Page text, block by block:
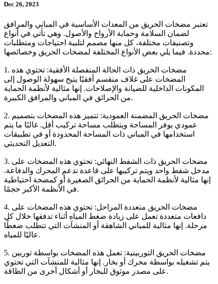
Dec 26, 2023
تعتبر مضخات الحريق من المعدات الأساسية في المباني والمرافق
لضمان السلامة وحماية الأرواح والأصول. وهي تأتي في أنواع
وتصنيفات مختلفة، كل منها مصمم لتلبية احتياجات ومتطلبات
محددة. فيما يلي بعض الأنواع المختلفة لمضخات الحريق وخصائصها:
1. مضخات الحريق ذات الحالة المنفصلة الأفقية: تحتوي هذه
المضخات على غلاف منقسم أفقيًا يتيح سهولة الوصول إلى
المكونات الداخلية للصيانة والإصلاحات. إنها مثالية لأنظمة الحماية
من الحرائق في المباني والمرافق الكبيرة.
2. مضخات الحريق المضمنة العمودية: تتميز هذه المضخات بتصميم
عمودي يوفر المساحة ويتطلب مساحة تركيب أقل. غالبًا ما يتم
استخدامها في المباني ذات المساحة المحدودة أو في تطبيقات
التعديل التحديثي.
3. مضخات الحريق ذات الشفط النهائي: تحتوي هذه المضخات على
مدخل شفط واحد ويتم تركيبها على قاعدة تدعم المحرك والدفاعة.
إنها مثالية لأنظمة الحماية من الحرائق الصغيرة أو كمضخة احتياطية
في الأنظمة الأكبر حجمًا.
4. مضخات الحريق متعددة المراحل: تحتوي هذه المضخات على
دافعات متعددة تعمل على زيادة ضغط المياه أثناء تدفقها خلال كل
مرحلة. إنها مثالية للمباني الشاهقة أو المنشآت التي تتطلب ضغطًا
عاليًا للمياه.
5. مضخات الحريق التوربينية: تعمل هذه المضخات بواسطة توربين
يتم تشغيله بواسطة محرك أو بخار. إنها مثالية للمنشآت التي تحتوي
على مصدر موثوق للبخار أو أشكال أخرى من الطاقة.